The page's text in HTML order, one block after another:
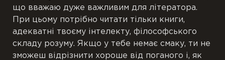
що вважаю дуже важливим для літератора.
При цьому потрібно читати тільки книги,
адекватні твоєму інтелекту, філософського
складу розуму. Якщо у тебе немає смаку, ти не
зможеш відрізнити хороше від поганого і, як